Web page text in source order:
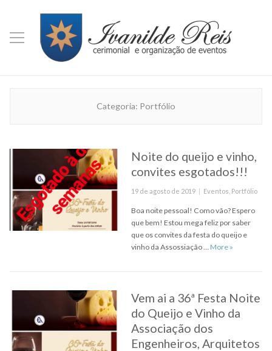
Categoria: Portfólio
Noite do queijo e vinho,
convites esgotados!!!
Posted
19 de agosto de 2019 Categories
Eventos Portfólio
Boa noite pessoal! Como vão? Espero
que bem! Estou mega feliz por saber
que os convites da festa do queijo e
vinho da Assossiação …More Noite do
»
Vem ai a 36ª Festa Noite
do Queijo e Vinho da
Associação dos
Engenheiros, Arquitetos